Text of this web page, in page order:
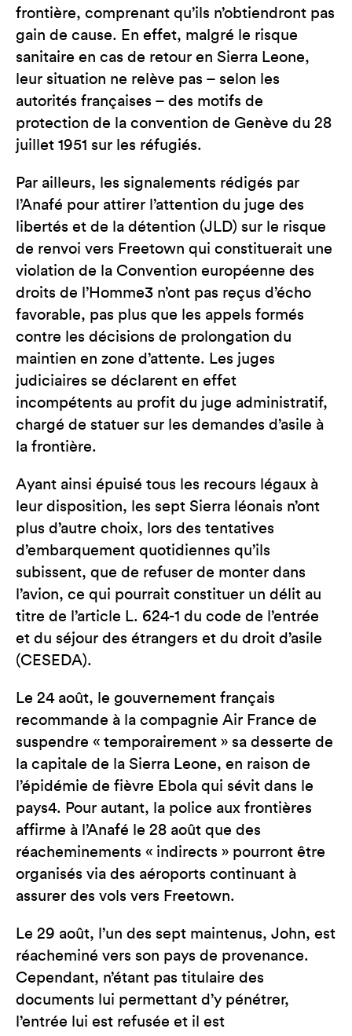
frontière, comprenant qu’ils n’obtiendront pas
gain de cause. En effet, malgré le risque
sanitaire en cas de retour en Sierra Leone,
leur situation ne relève pas – selon les
autorités françaises – des motifs de
protection de la convention de Genève du 28
juillet 1951 sur les réfugiés.
Par ailleurs, les signalements rédigés par
l’Anafé pour attirer l’attention du juge des
libertés et de la détention (JLD) sur le risque
de renvoi vers Freetown qui constituerait une
violation de la Convention européenne des
droits de l’Homme3 n’ont pas reçus d’écho
favorable, pas plus que les appels formés
contre les décisions de prolongation du
maintien en zone d’attente. Les juges
judiciaires se déclarent en effet
incompétents au profit du juge administratif,
chargé de statuer sur les demandes d’asile à
la frontière.
Ayant ainsi épuisé tous les recours légaux à
leur disposition, les sept Sierra léonais n’ont
plus d’autre choix, lors des tentatives
d’embarquement quotidiennes qu’ils
subissent, que de refuser de monter dans
l’avion, ce qui pourrait constituer un délit au
titre de l’article L. 624-1 du code de l’entrée
et du séjour des étrangers et du droit d’asile
(CESEDA).
Le 24 août, le gouvernement français
recommande à la compagnie Air France de
suspendre « temporairement » sa desserte de
la capitale de la Sierra Leone, en raison de
l’épidémie de fièvre Ebola qui sévit dans le
pays4. Pour autant, la police aux frontières
affirme à l’Anafé le 28 août que des
réacheminements « indirects » pourront être
organisés via des aéroports continuant à
assurer des vols vers Freetown.
Le 29 août, l’un des sept maintenus, John, est
réacheminé vers son pays de provenance.
Cependant, n’étant pas titulaire des
documents lui permettant d’y pénétrer,
l’entrée lui est refusée et il est